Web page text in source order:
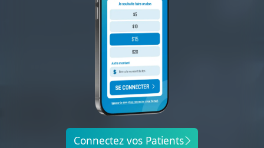
Connectez vos Patients